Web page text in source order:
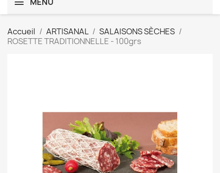
Accueil ARTISANAL
SALAISONS SÈCHES
ROSETTE TRADITIONNELLE - 100grs